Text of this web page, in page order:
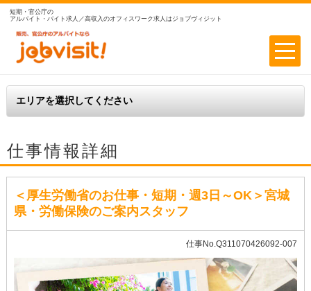
短期・官公庁の
アルバイト・バイト求人／高収入のオフィスワーク求人はジョブヴィジット
仕事情報詳細
＜厚生労働省のお仕事・短期・週3日～OK＞宮城
県・労働保険のご案内スタッフ
仕事No.Q311070426092-007